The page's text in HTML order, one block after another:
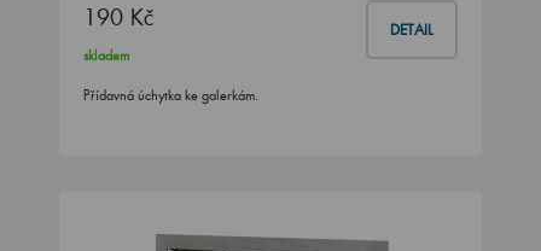
190 Kč DETAIL
skladem
Přídavná úchytka ke galerkám.